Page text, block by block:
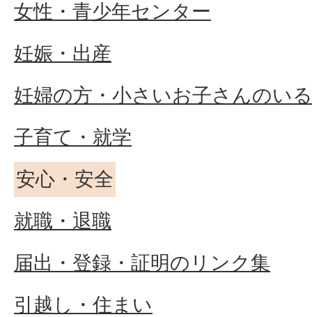
女性・青少年センター
妊娠・出産
妊婦の方・小さいお子さんのい
子育て・就学
安心・安全
就職・退職
届出・登録・証明のリンク集
引越し・住まい